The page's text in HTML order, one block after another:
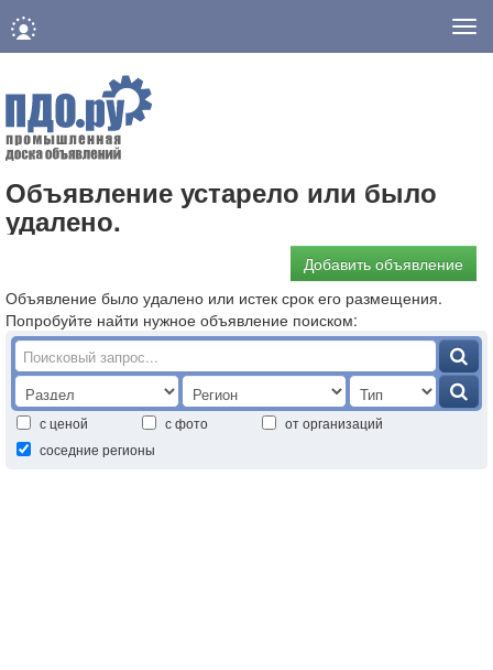
Объявление устарело или было
удалено.
Добавить объявление
Объявление было удалено или истек срок его размещения.
Попробуйте найти нужное объявление поиском:
с ценой с фото
от организаций
соседние регионы